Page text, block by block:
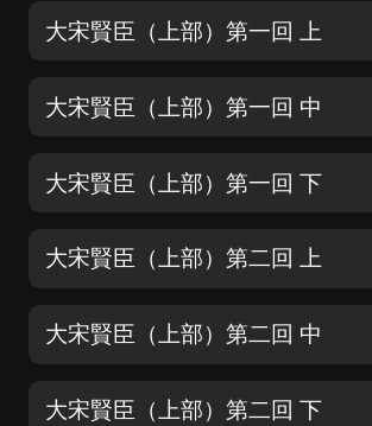
大宋賢臣（上部）第一回 上
大宋賢臣（上部）第一回 中
大宋賢臣（上部）第一回 下
大宋賢臣（上部）第二回 上
大宋賢臣（上部）第二回 中
大宋賢臣（上部）第二回 下